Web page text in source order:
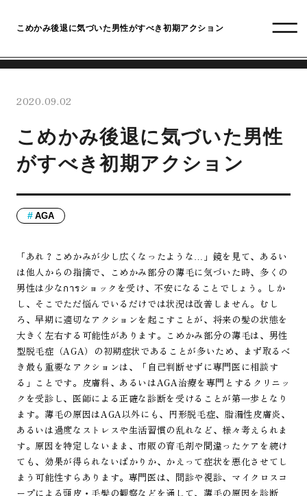
こめかみ後退に気づいた男性がすべき初期アクション
2020.09.02
こめかみ後退に気づいた男性
がすべき初期アクション
AGA
「あれ？こめかみが少し広くなったような…」鏡を見て、あるい
は他人からの指摘で、こめかみ部分の薄毛に気づいた時、多くの
男性は少なการショックを受け、不安になることでしょう。しか
し、そこでただ悩んでいるだけでは状況は改善しません。むし
ろ、早期に適切なアクションを起こすことが、将来の髪の状態を
大きく左右する可能性があります。こめかみ部分の薄毛は、男性
型脱毛症（AGA）の初期症状であることが多いため、まず取るべ
き最も重要なアクションは、「自己判断せずに専門医に相談す
る」ことです。皮膚科、あるいはAGA治療を専門とするクリニッ
クを受診し、医師による正確な診断を受けることが第一歩となり
ます。薄毛の原因はAGA以外にも、円形脱毛症、脂漏性皮膚炎、
あるいは過度なストレスや生活習慣の乱れなど、様々考えられま
す。原因を特定しないまま、市販の育毛剤や間違ったケアを続け
ても、効果が得られないばかりか、かえって症状を悪化させてし
まう可能性すらあります。専門医は、問診や視診、マイクロスコ
ープによる頭皮・毛髪の観察などを通して、薄毛の原因を診断